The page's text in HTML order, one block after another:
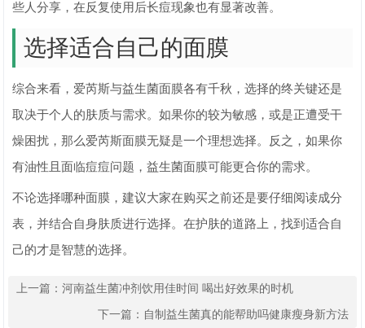
些人分享，在反复使用后长痘现象也有显著改善。
选择适合自己的面膜
综合来看，爱芮斯与益生菌面膜各有千秋，选择的终关键还是
取决于个人的肤质与需求。如果你的较为敏感，或是正遭受干
燥困扰，那么爱芮斯面膜无疑是一个理想选择。反之，如果你
有油性且面临痘痘问题，益生菌面膜可能更合你的需求。
不论选择哪种面膜，建议大家在购买之前还是要仔细阅读成分
表，并结合自身肤质进行选择。在护肤的道路上，找到适合自
己的才是智慧的选择。
上一篇：河南益生菌冲剂饮用佳时间 喝出好效果的时机
下一篇： 自制益生菌真的能帮助吗健康瘦身新方法